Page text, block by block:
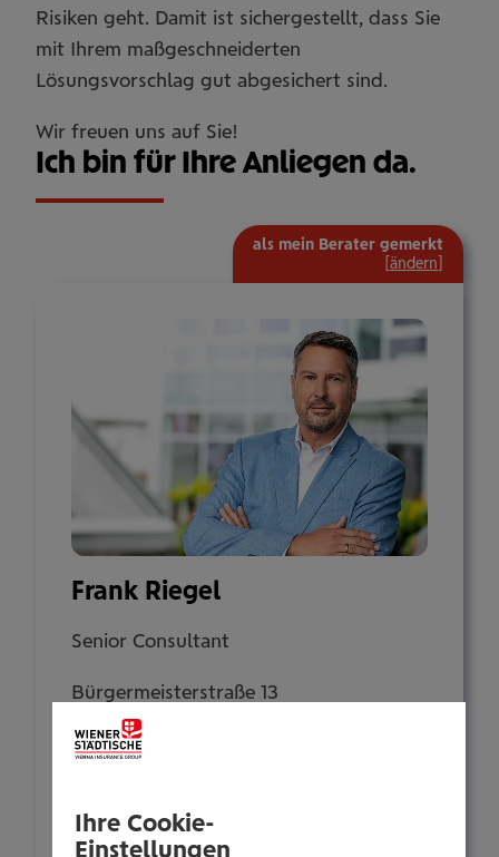
Risiken geht. Damit ist sichergestellt, dass Sie
mit Ihrem maßgeschneiderten
Lösungsvorschlag gut abgesichert sind.
Wir freuen uns auf Sie!
Ich bin für Ihre Anliegen da.
Frank Riegel
Senior Consultant
Bürgermeisterstraße 13
5400 Hallein
+435035061203
als mein Berater gemerkt
ändern
Ihre Cookie-
Einstellungen